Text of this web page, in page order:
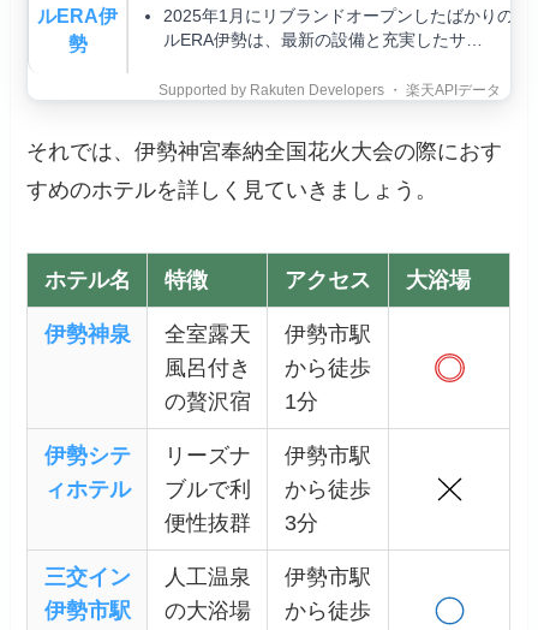
ルERA伊
勢
2025年1月にリブランドオープンしたばかりのコ
ルERA伊勢は、最新の設備と充実したサ…
それでは、伊勢神宮奉納全国花火大会の際におす
すめのホテルを詳しく見ていきましょう。
ホテル名 特徴 アクセス 大浴場
伊勢神泉
全室露天
風呂付き
の贅沢宿
伊勢市駅
から徒歩
1分
伊勢シテ
ィホテル
リーズナ
ブルで利
便性抜群
伊勢市駅
から徒歩
3分
三交イン
伊勢市駅
人工温泉
の大浴場
伊勢市駅
から徒歩